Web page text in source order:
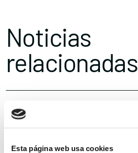
Esta página web usa cookies
Noticias
relacionadas